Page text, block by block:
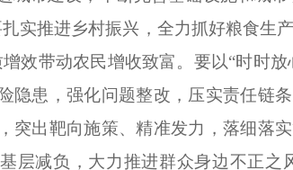
实推进乡村振兴，全力抓好粮食生
效带动农民增收致富。要以“时时
隐患，强化问题整改，压实责任链
突出靶向施策、精准发力，落细落
层减负，大力推进群众身边不正